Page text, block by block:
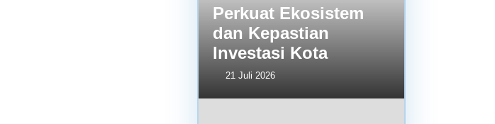
Perkuat Ekosistem
dan Kepastian
Investasi Kota
21 Juli 2026